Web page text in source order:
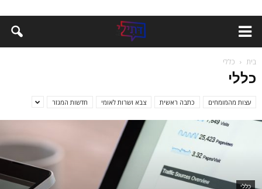
בית כללי
כללי
עצות מהמומחים כתבה ראשית צבא ושרות לאומי חדשות המגזר
כללי